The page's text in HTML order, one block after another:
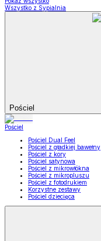
Wszystko z Sypialnia
Pościel
Pościel
Pościel Dual Feel
Pościel z gładkiej bawełny
Pościel z kory
Pościel satynowa
Pościel z mikrowłókna
Pościel z mikropluszu
Pościel z fotodrukiem
Korzystne zestawy
Pościel dziecięca